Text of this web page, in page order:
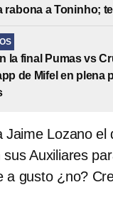
rabona a Toninho;
la final Pumas vs
de Mifel en plena
Jaime Lozano el
Auxiliares
a gusto ¿no?